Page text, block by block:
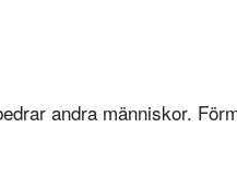
andra människor.